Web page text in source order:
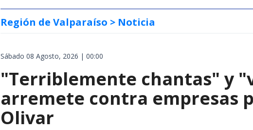
Región de Valparaíso > Noticia
Sábado 08 Agosto, 2026 | 00:00
"Terriblemente chantas" y
arremete contra empresas
Olivar